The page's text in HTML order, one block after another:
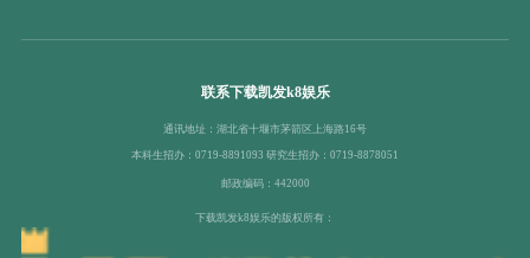
联系下载凯发k8娱乐
通讯地址：湖北省十堰市茅箭区上海路16号
本科生招办：0719-8891093 研究生招办：0719-8878051
邮政编码：442000
下载凯发k8娱乐的版权所有：